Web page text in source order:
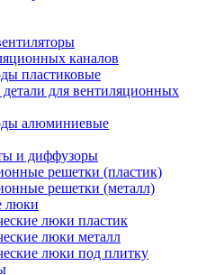
каналов
пластиковые
для вентиляционных
алюминиевые
и диффузоры
решетки (пластик)
решетки (металл)
люки
люки пластик
люки металл
люки под плитку